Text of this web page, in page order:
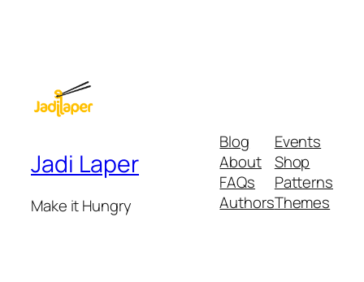
Jadi Laper
Make it Hungry
Blog
About
FAQs
Authors
Events
Shop
Patterns
Themes